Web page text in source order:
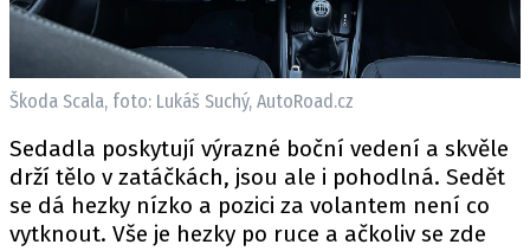
Škoda Scala, foto: Lukáš Suchý, AutoRoad.cz
Sedadla poskytují výrazné boční vedení a skvěle
drží tělo v zatáčkách, jsou ale i pohodlná. Sedět
se dá hezky nízko a pozici za volantem není co
vytknout. Vše je hezky po ruce a ačkoliv se zde